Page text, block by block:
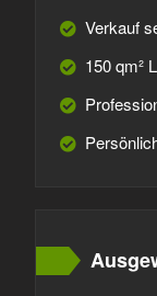
Verkauf
150 qm²